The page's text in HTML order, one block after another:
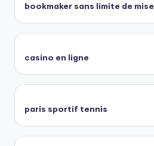
bookmaker sans limite de mise
casino en ligne
paris sportif tennis